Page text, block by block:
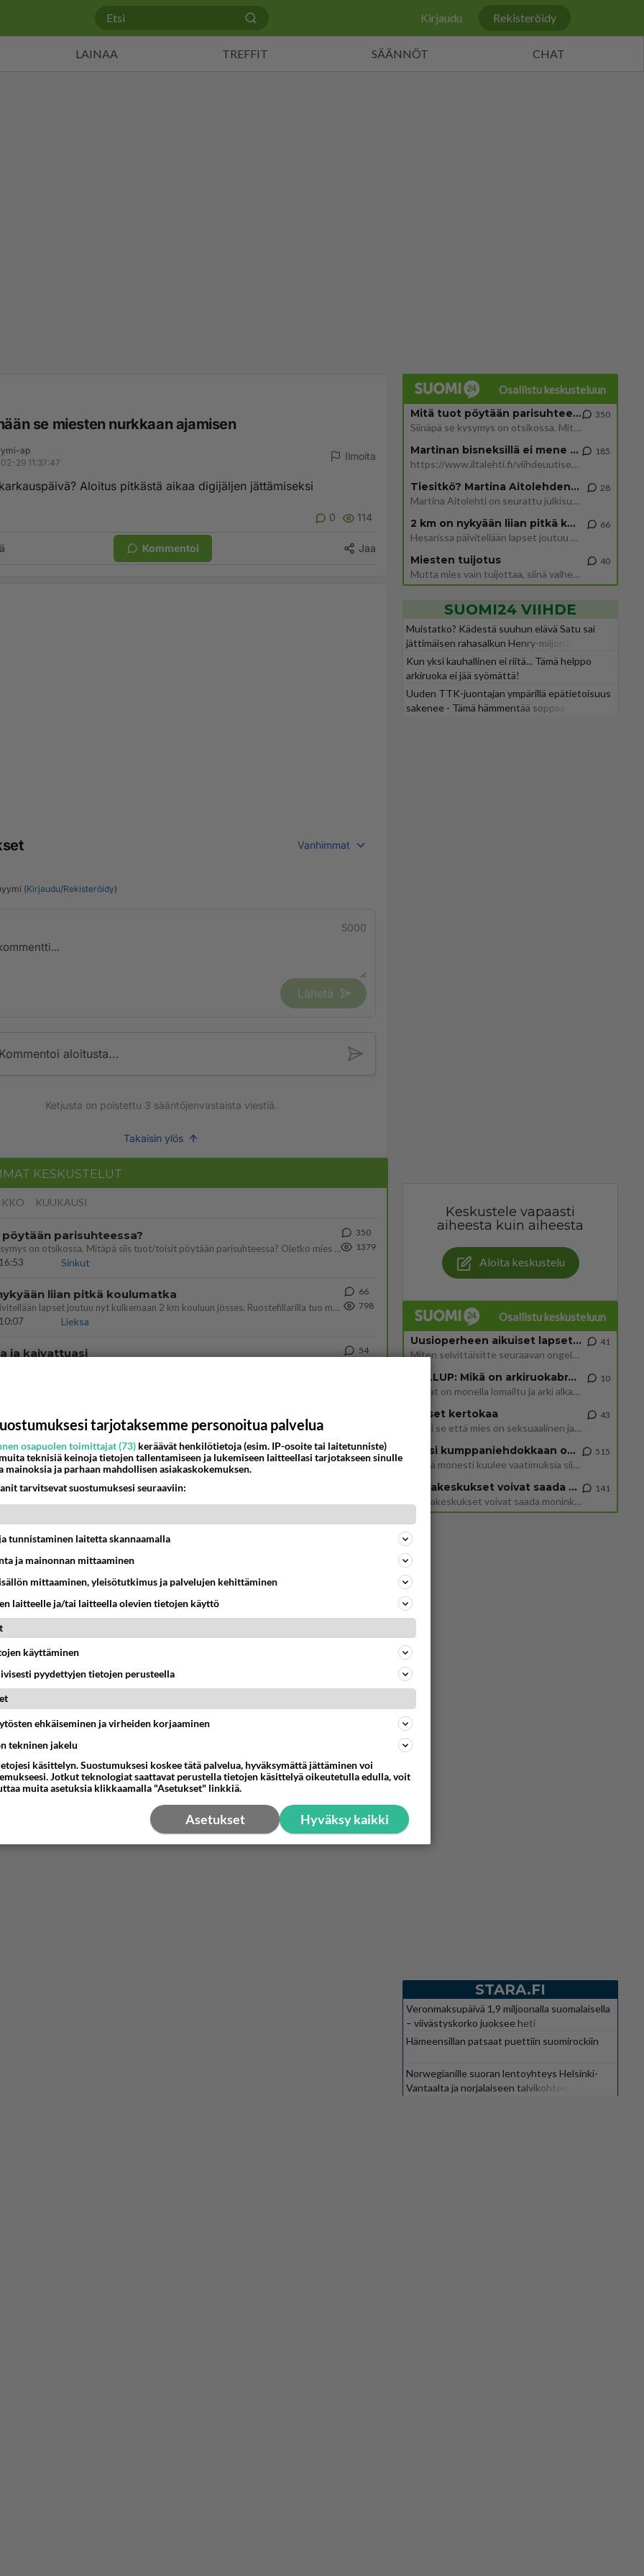
Kirjaudu Rekisteröidy
LAINAA TREFFIT SÄÄNNÖT CHAT
se miesten nurkkaan ajamisen
ap
29 11:37:47
Ilmoita
Aloitus pitkästä aikaa digijäljen jättämiseksi
0 114
Kommentoi Jaa
Vanhimmat
(Kirjaudu/Rekisteröidy)
5000
Lähetä
Kommentoi aloitusta...
Ketjusta on poistettu 3 sääntöjenvastaista viestiä.
Takaisin ylös
KESKUSTELUT
KUUKAUSI
parisuhteessa?
Siinäpä se kysymys on otsikossa. Mitäpä siis tuot/toisit pöytään parisuhteessa? Oletko mies vai nainen? Koetko sen mitä
Sinkut
350
1379
liian pitkä koulumatka
Hesarissa päivitellään lapset joutuu nyt kulkemaan 2 km kouluun jösses. Ruostefillarilla tuo matka menee vaikka miten äk
Lieksa
66
798
ja kaivattuasi
54
Kotimaiset julkkisjuorut
kun on oikea aika. Sitä ei voi mikään eikä kukaan estää <3 <3
Kotimaiset julkkisjuorut
28
avautui !
Judo
hänen ajattelevan sinusta?
Ikävä
kaivattusi on tehnyt?
välit
tästä?
Ikävä
59
641
Osallistu keskusteluun
Mitä tuot pöytään parisuhteessa?
Siinäpä se kysymys on otsikossa. Mitäpä siis tuot/toisit pöytään parisuhteessa? Oletko mies vai nainen? Koetko sen mitä
350
Martinan bisneksillä ei mene hyvin
https://www.iltalehti.fi/viihdeuutiset/a/c46da6ab-340f-4790-aaa7-0865eed2336 Yrityksen konkurssihakemus on tullut kärä
185
Tiesitkö? Martina Aitolehden isäpuoli on tämä suosittu laulaja
Martina Aitolehti on seurattu julkisuuden henkilö. Lähipiiriin mahtuu muitakin tunnettuja henkilöitä. Tiesitkö, että Ma
28
2 km on nykyään liian pitkä koulumatka
Hesarissa päivitellään lapset joutuu nyt kulkemaan 2 km kouluun jösses. Ruostefillarilla tuo matka menee vaikka miten äk
66
Miesten tuijotus
Mutta mies vain tuijottaa, siinä vaiheessa käännän itse pään pois. Mikä juttu? Yleensä jos joku tuijottaa tai katsoo, hä
40
SUOMI24 VIIHDE
Muistatko? Kädestä suuhun elävä Satu sai
jättimäisen rahasalkun Henry-miljonääriltä
Kun yksi kauhallinen ei riitä... Tämä helppo
arkiruoka ei jää syömättä!
Uuden TTK-juontajan ympärillä epätietoisuus
sakenee - Tämä hämmentää soppaa
Keskustele vapaasti
aiheesta kuin aiheesta
Aloita keskustelu
Osallistu keskusteluun
Uusioperheen aikuiset lapset tyhjentää jääkaapin käydessään
Miten selvittäisitte seuraavan ongelman, meillä on uusioperhe, minulla teini-ikäiset lapset ja puolisolla aikuiset, jotk
41
GALLUP: Mikä on arkiruokabravuurisi?
Lomat on monella lomailtu ja arki alkaa. Se voi tarkoittaa myös sitä, että grillailut on grillattu ja palataan arjen ruo
10
Naiset kertokaa
Miksi se että mies on seksuaalinen ja haluaa seksiä ja te olette hänen mielestänne haluttava on vastenmielistä? Mikä sii
43
Miksi kumppaniehdokkaan oma elämä on teille ongelma?
Täällä monesti kuulee vaatimuksia siitä, että kumppaniehdokkaalla ei saisi olla lemmikkejä, lapsia, kavereita, eksiä, su
515
Datakeskukset voivat saada moninkertaisesti enemmän palautuksia kuin mitä ne maksavat veroja
”Datakeskukset voivat saada moninkertaisesti enemmän palautuksia kuin mitä ne maksavat veroja”, sanoo professori Jussi K
141
STARA.FI
Veronmaksupäivä 1,9 miljoonalla suomalaisella
– viivästyskorko juoksee heti
Hämeensillan patsaat puettiin suomirockiin
Norwegianille suoran lentoyhteys Helsinki-
Vantaalta ja norjalaiseen talvikohteeseen
tarjotaksemme personoitua palvelua
osapuolen toimittajat (73) keräävät henkilötietoja (esim. IP-osoite tai laitetunniste)
teknisiä keinoja tietojen tallentamiseen ja lukemiseen laitteellasi tarjotakseen sinulle
ja parhaan mahdollisen asiakaskokemuksen.
tarvitsevat suostumuksesi seuraaviin:
tunnistaminen laitetta skannaamalla
ja mainonnan mittaaminen
mittaaminen, yleisötutkimus ja palvelujen kehittäminen
laitteelle ja/tai laitteella olevien tietojen käyttö
käyttäminen
pyydettyjen tietojen perusteella
ehkäiseminen ja virheiden korjaaminen
tekninen jakelu
käsittelyn. Suostumuksesi koskee tätä palvelua, hyväksymättä jättäminen voi
Jotkut teknologiat saattavat perustella tietojen käsittelyä oikeutetulla edulla, voit
muita asetuksia klikkaamalla "Asetukset" linkkiä.
Hyväksy kaikki
Asetukset